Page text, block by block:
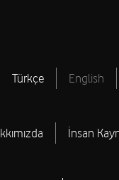
Türkçe English
İnsan